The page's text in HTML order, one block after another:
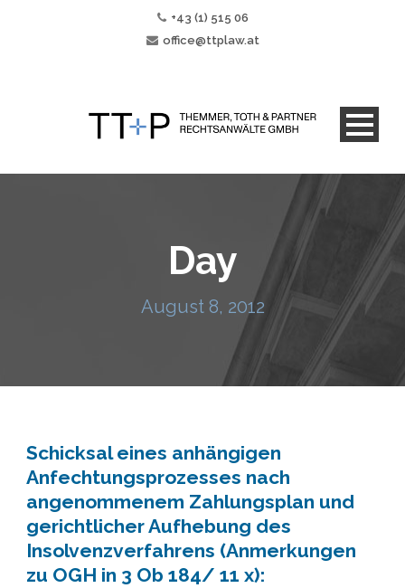
+43 (1) 515 06
office@ttplaw.at
Day
August 8, 2012
Schicksal eines anhängigen
Anfechtungsprozesses nach
angenommenem Zahlungsplan und
gerichtlicher Aufhebung des
Insolvenzverfahrens (Anmerkungen
zu OGH in 3 Ob 184/ 11 x):